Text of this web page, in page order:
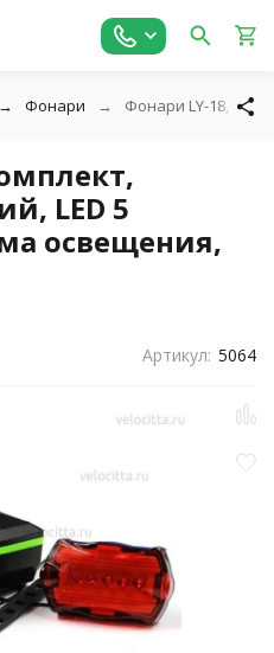
Фонари Фонари LY-18,
LED 5
освещения,
Артикул: 5064